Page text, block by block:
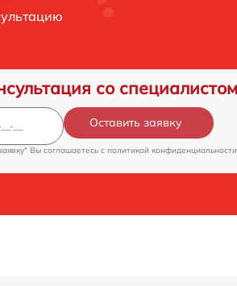
со специалистом
Оставить заявку
Вы соглашаетесь c политикой конфиденциальности